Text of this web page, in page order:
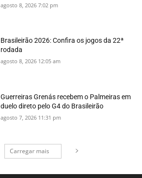
agosto 8, 2026 7:02 pm
Brasileirão 2026: Confira os jogos da 22ª
rodada
agosto 8, 2026 12:05 am
Guerreiras Grenás recebem o Palmeiras em
duelo direto pelo G4 do Brasileirão
agosto 7, 2026 11:31 pm
Carregar mais